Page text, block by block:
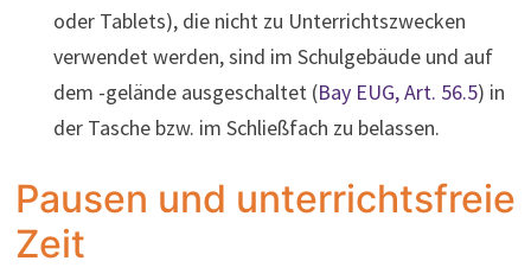
oder Tablets), die nicht zu Unterrichtszwecken
verwendet werden, sind im Schulgebäude und auf
dem -gelände ausgeschaltet (Bay EUG, Art. 56.5) in
der Tasche bzw. im Schließfach zu belassen.
Pausen und unterrichtsfreie
Zeit